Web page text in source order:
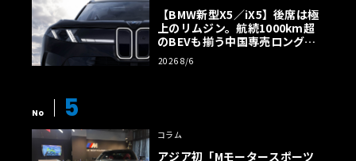
【BMW新型X5／iX5】後席は極
上のリムジン。航続1000km超
のBEVも揃う中国専売ロング仕
様の全貌
2026 8/6
No 5
コラム
アジア初「Mモータースポーツ